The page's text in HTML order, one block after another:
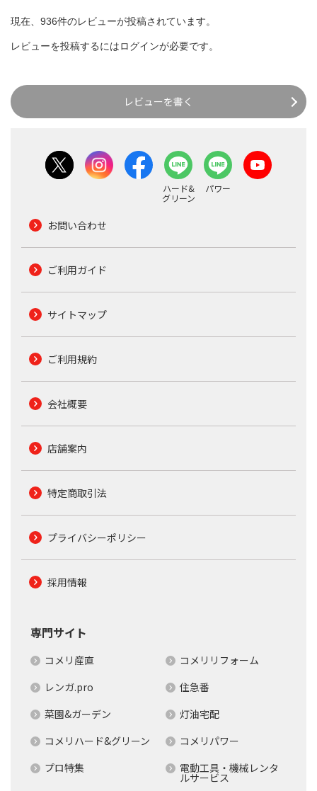
現在、936件のレビューが投稿されています。
レビューを投稿するにはログインが必要です。
レビューを書く
ハード&
グリーン
パワー
お問い合わせ
ご利用ガイド
サイトマップ
ご利用規約
会社概要
店舗案内
特定商取引法
プライバシーポリシー
採用情報
専門サイト
コメリ産直
コメリリフォーム
レンガ.pro
住急番
菜園&ガーデン
灯油宅配
コメリハード&グリーン
コメリパワー
プロ特集
電動工具・機械レンタ
ルサービス